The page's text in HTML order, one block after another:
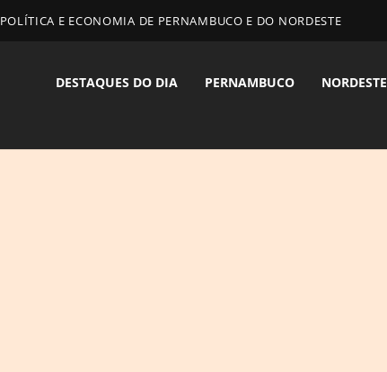
POLÍTICA E ECONOMIA DE PERNAMBUCO E DO NORDESTE
DESTAQUES DO DIA PERNAMBUCO NORDESTE